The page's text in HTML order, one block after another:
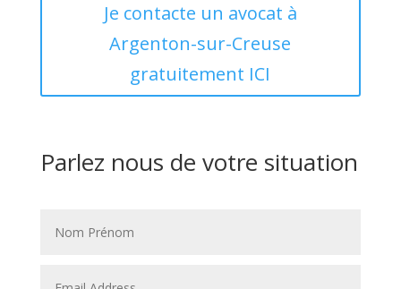
Je contacte un avocat à
Argenton-sur-Creuse
gratuitement ICI
Parlez nous de votre situation